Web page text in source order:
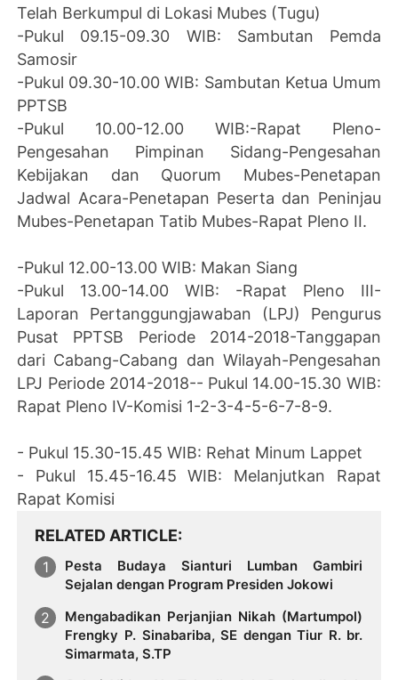
Telah Berkumpul di Lokasi Mubes (Tugu)
-Pukul 09.15-09.30 WIB: Sambutan Pemda
Samosir
-Pukul 09.30-10.00 WIB: Sambutan Ketua Umum
PPTSB
-Pukul 10.00-12.00 WIB:-Rapat Pleno-
Pengesahan Pimpinan Sidang-Pengesahan
Kebijakan dan Quorum Mubes-Penetapan
Jadwal Acara-Penetapan Peserta dan Peninjau
Mubes-Penetapan Tatib Mubes-Rapat Pleno II.
-Pukul 12.00-13.00 WIB: Makan Siang
-Pukul 13.00-14.00 WIB: -Rapat Pleno III-
Laporan Pertanggungjawaban (LPJ) Pengurus
Pusat PPTSB Periode 2014-2018-Tanggapan
dari Cabang-Cabang dan Wilayah-Pengesahan
LPJ Periode 2014-2018-- Pukul 14.00-15.30 WIB:
Rapat Pleno IV-Komisi 1-2-3-4-5-6-7-8-9.
- Pukul 15.30-15.45 WIB: Rehat Minum Lappet
- Pukul 15.45-16.45 WIB: Melanjutkan Rapat
Rapat Komisi
RELATED ARTICLE
Pesta Budaya Sianturi Lumban Gambiri
Sejalan dengan Program Presiden Jokowi
Mengabadikan Perjanjian Nikah (Martumpol)
Frengky P. Sinabariba, SE dengan Tiur R. br.
Simarmata, S.TP